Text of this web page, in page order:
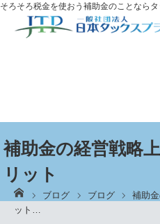
そろそろ税金を使おう 補助金のことなら
補助金の経営戦略
リット
ブログ ブログ
補助
ット…
ブログ
お客様の声